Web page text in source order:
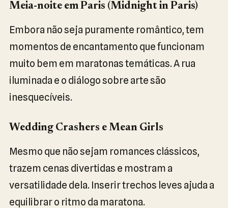
Meia-noite em Paris (Midnight in Paris)
Embora não seja puramente romântico, tem
momentos de encantamento que funcionam
muito bem em maratonas temáticas. A rua
iluminada e o diálogo sobre arte são
inesquecíveis.
Wedding Crashers e Mean Girls
Mesmo que não sejam romances clássicos,
trazem cenas divertidas e mostram a
versatilidade dela. Inserir trechos leves ajuda a
equilibrar o ritmo da maratona.